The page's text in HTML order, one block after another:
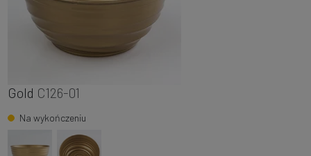
Gold C126-01
Na wykończeniu